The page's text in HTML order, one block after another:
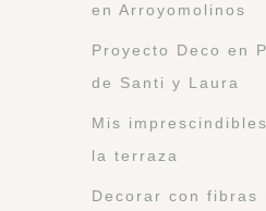
en Arroyomolinos
Proyecto Deco en
de Santi y Laura
Mis
la terraza
Decorar con fibras